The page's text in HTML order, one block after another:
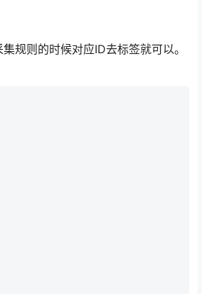
规则的时候对应ID去标签就可以。